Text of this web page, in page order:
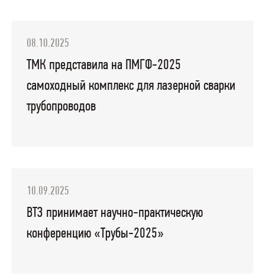
08.10.2025
ТМК представила на ПМГФ-2025
самоходный комплекс для лазерной сварки
трубопроводов
10.09.2025
ВТЗ принимает научно-практическую
конференцию «Трубы-2025»